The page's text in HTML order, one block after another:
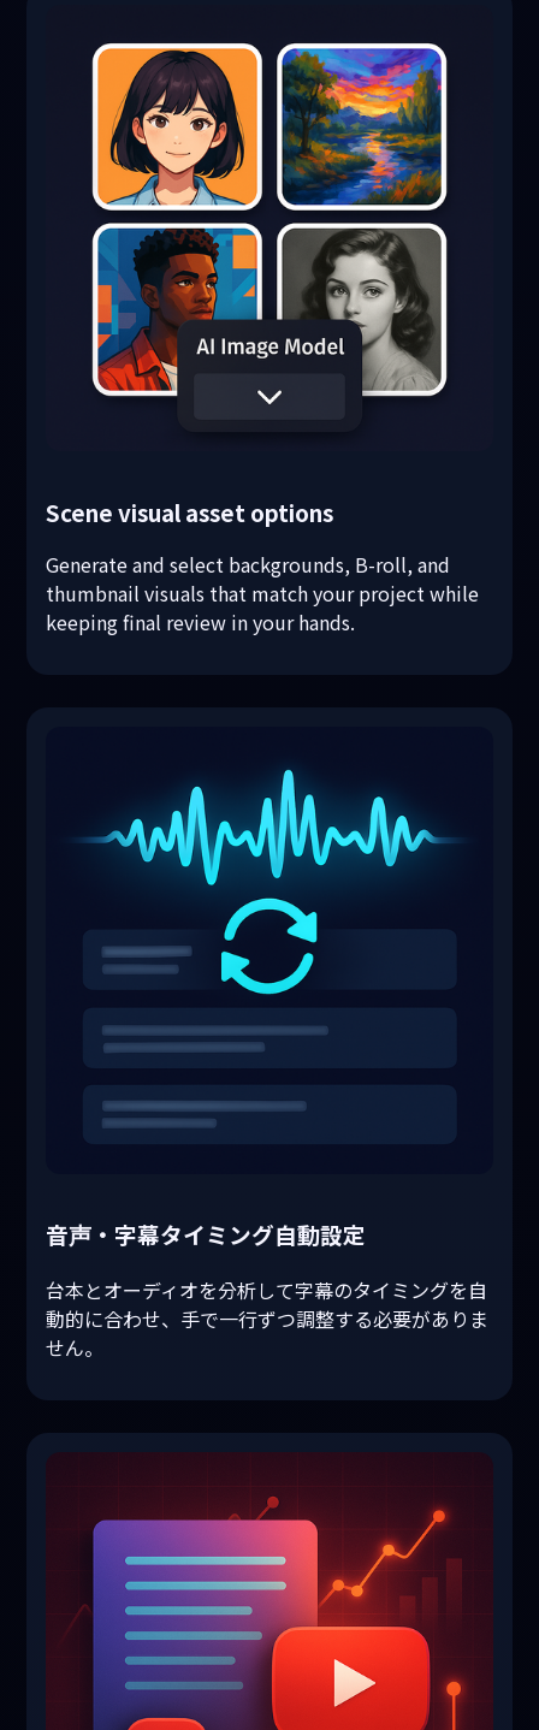
Scene visual asset options
Generate and select backgrounds, B-roll, and
thumbnail visuals that match your project while
keeping final review in your hands.
音声・字幕タイミング自動設定
台本とオーディオを分析して字幕のタイミングを自
動的に合わせ、手で一行ずつ調整する必要がありま
せん。